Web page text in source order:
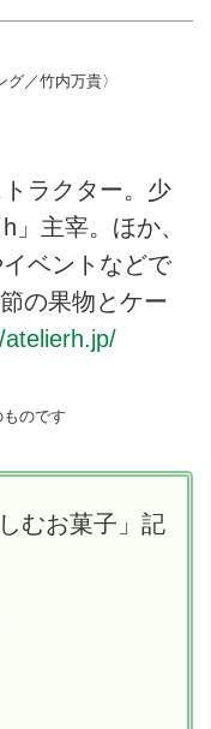
／竹内万貴〉
ラクター。少
」主宰。ほか、
ベントなどで
の果物とケー
atelierh.jp/
のです
むお菓子」記